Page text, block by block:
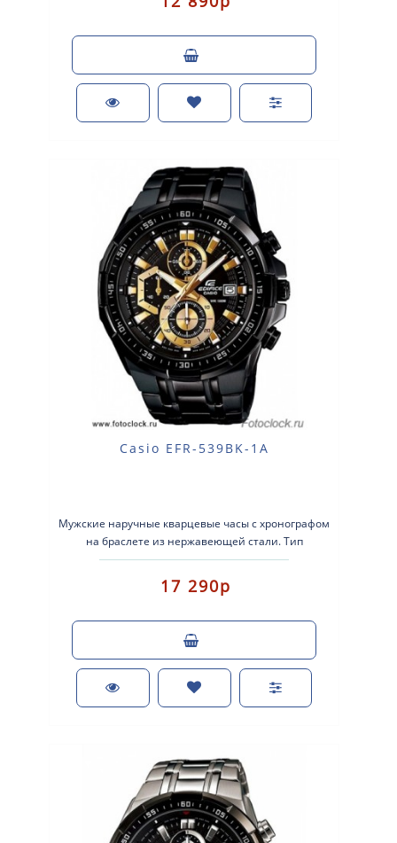
Casio EFR-539BK-1A
Мужские наручные кварцевые часы с хронографом
на браслете из нержавеющей стали. Тип
механизма: кварцевые. Корпус: нерж..
17 290р